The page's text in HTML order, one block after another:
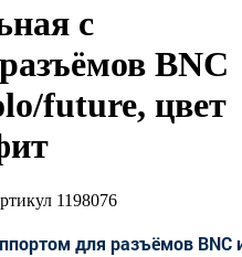
с
BNC
future, цвет
1198076